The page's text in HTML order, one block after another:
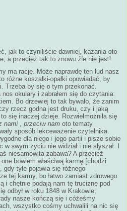
jak to czyniliście dawniej, kazania oto
a przecież tak to znowu źle nie jest!
ma rację. Może naprawdę ten lud nasz
koszałki-opałki opowiadać, by
Trzeba by się o tym przekonać.
nos okulary i zabrałem się do czytania:
Bo drzewiej to tak bywało, że zanim
rzecz godna jest druku, czy i jaką
się inaczej dzieje. Rozwielmożniła się
nami , przeciw nam oto tematy
sposób lekceważenie czytelnika.
dla niego i jego partii i pisze sobie
swym życiu nie widział i nie słyszał. I
niesamowita zabawa? A przecież
bowiem właściwą karmę [chodzi
tyle pojawia się różnego
tej karmy, bo łatwo zamiast zdrowego
i chętnie podają nam tę truciznę pod
odbył w roku 1848 w Krakowie,
nasze kończą się i cóżeśmy
wszystko cośmy uchwalili na nic się